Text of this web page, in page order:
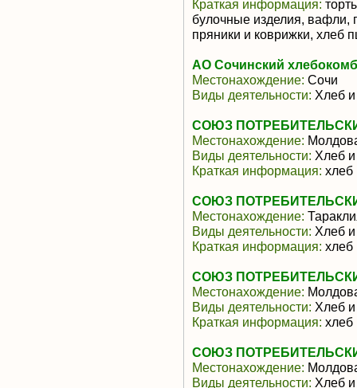
Краткая информация:
булочные изделия, вафли,
пряники и коврижки, хлеб
АО Сочинский
Местонахождение: Сочи
Виды деятельности: Хлеб
СОЮЗ
Местонахождение:
Виды деятельности: Хлеб
Краткая информация: хлеб
СОЮЗ
Местонахождение:
Виды деятельности: Хлеб
Краткая информация: хлеб
СОЮЗ
Местонахождение:
Виды деятельности: Хлеб
Краткая информация: хлеб
СОЮЗ
Местонахождение:
Виды деятельности: Хлеб